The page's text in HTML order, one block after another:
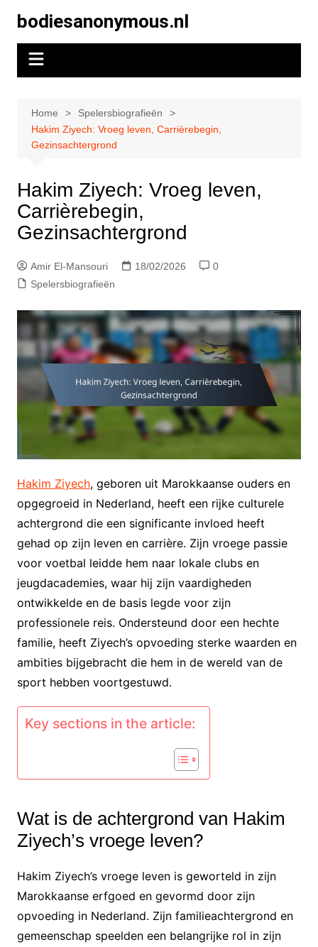
content
bodiesanonymous.nl
Home
Spelersbiografieën
Hakim Ziyech: Vroeg leven, Carrièrebegin,
Gezinsachtergrond
Hakim Ziyech: Vroeg leven,
Carrièrebegin,
Gezinsachtergrond
Amir El-Mansouri 18/02/2026
0
Spelersbiografieën
Hakim Ziyech, geboren uit Marokkaanse ouders en
opgegroeid in Nederland, heeft een rijke culturele
achtergrond die een significante invloed heeft
gehad op zijn leven en carrière. Zijn vroege passie
voor voetbal leidde hem naar lokale clubs en
jeugdacademies, waar hij zijn vaardigheden
ontwikkelde en de basis legde voor zijn
professionele reis. Ondersteund door een hechte
familie, heeft Ziyech’s opvoeding sterke waarden en
ambities bijgebracht die hem in de wereld van de
sport hebben voortgestuwd.
Key sections in the article:
Wat is de achtergrond van Hakim
Ziyech’s vroege leven?
Hakim Ziyech’s vroege leven is geworteld in zijn
Marokkaanse erfgoed en gevormd door zijn
opvoeding in Nederland. Zijn familieachtergrond en
gemeenschap speelden een belangrijke rol in zijn